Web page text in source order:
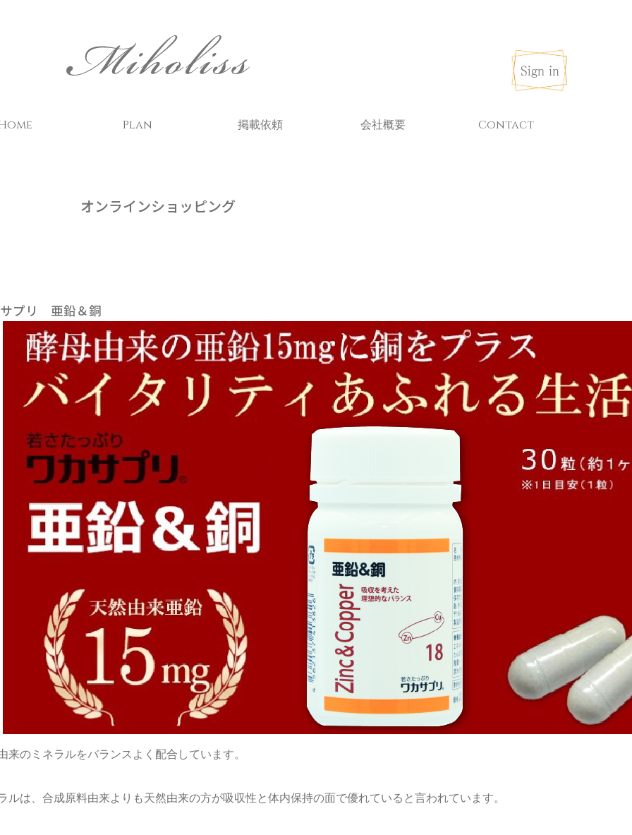
Plan 掲載依頼 会社概要 Contact
オンラインショッピング
プリ 亜鉛＆銅
来のミネラルをバランスよく配合しています。
ルは、合成原料由来よりも天然由来の方が吸収性と体内保持の面で優れていると言われています。